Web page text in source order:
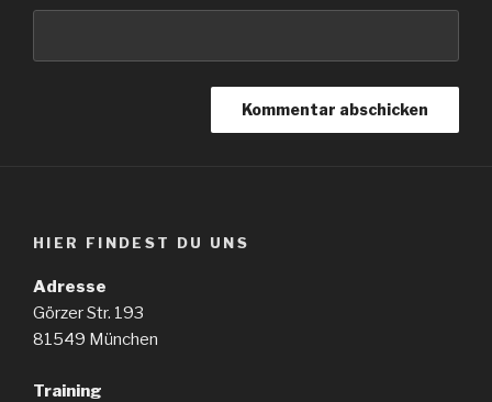
HIER FINDEST DU UNS
Adresse
Görzer Str. 193
81549 München
Training